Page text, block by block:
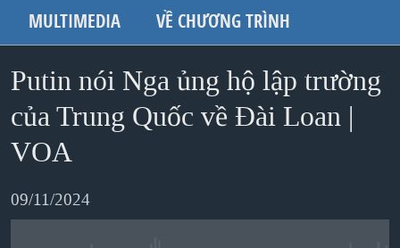
Tới
điều
hướng
Đi
tới
BIỂN ĐÔNG
THẾ GIỚI
BLOG
DIỄN ĐÀN
MỤC
HỌC TIẾNG ANH
Spotify
Ðăng ký
MULTIMEDIA VỀ CHƯƠNG TRÌNH
Putin nói Nga ủng hộ lập trường
của Trung Quốc về Đài Loan |
VOA
09/11/2024